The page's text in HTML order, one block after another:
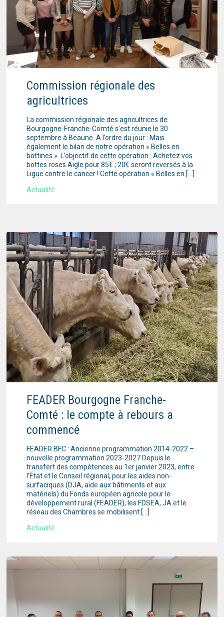
Commission régionale des
agricultrices
La commission régionale des agricultrices de
Bourgogne-Franche-Comté s’est réunie le 30
septembre à Beaune. A l’ordre du jour : Mais
également le bilan de notre opération « Belles en
bottines ». L’objectif de cette opération : Achetez vos
bottes roses Aigle pour 85€ ; 20€ seront reversés à la
Ligue contre le cancer ! Cette opération « Belles en […]
Actualité
FEADER Bourgogne Franche-
Comté : le compte à rebours a
commencé
FEADER BFC : Ancienne programmation 2014-2022 –
nouvelle programmation 2023-2027 Depuis le
transfert des compétences au 1er janvier 2023, entre
l’État et le Conseil régional, pour les aides non-
surfaciques (DJA, aide aux bâtiments et aux
matériels) du Fonds européen agricole pour le
développement rural (FEADER), les FDSEA, JA et le
réseau des Chambres se mobilisent […]
Actualité